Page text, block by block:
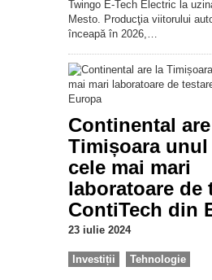
Twingo E-Tech Electric la
Mesto. Producţia viitorului
înceapă în 2026,…
Continental
Timișoara
cele mai mari
laboratoare de
ContiTech din
23 iulie 2024
Investiții Tehnologie